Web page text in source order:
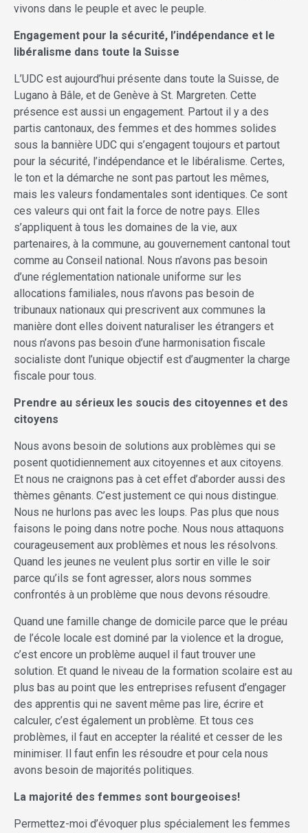
vivons dans le peuple et avec le peuple.
Engagement pour la sécurité, l’indépendance et le
libéralisme dans toute la Suisse
L’UDC est aujourd’hui présente dans toute la Suisse, de
Lugano à Bâle, et de Genève à St. Margreten. Cette
présence est aussi un engagement. Partout il y a des
partis cantonaux, des femmes et des hommes solides
sous la bannière UDC qui s’engagent toujours et partout
pour la sécurité, l’indépendance et le libéralisme. Certes,
le ton et la démarche ne sont pas partout les mêmes,
mais les valeurs fondamentales sont identiques. Ce sont
ces valeurs qui ont fait la force de notre pays. Elles
s’appliquent à tous les domaines de la vie, aux
partenaires, à la commune, au gouvernement cantonal tout
comme au Conseil national. Nous n’avons pas besoin
d’une réglementation nationale uniforme sur les
allocations familiales, nous n’avons pas besoin de
tribunaux nationaux qui prescrivent aux communes la
manière dont elles doivent naturaliser les étrangers et
nous n’avons pas besoin d’une harmonisation fiscale
socialiste dont l’unique objectif est d’augmenter la charge
fiscale pour tous.
Prendre au sérieux les soucis des citoyennes et des
citoyens
Nous avons besoin de solutions aux problèmes qui se
posent quotidiennement aux citoyennes et aux citoyens.
Et nous ne craignons pas à cet effet d’aborder aussi des
thèmes gênants. C’est justement ce qui nous distingue.
Nous ne hurlons pas avec les loups. Pas plus que nous
faisons le poing dans notre poche. Nous nous attaquons
courageusement aux problèmes et nous les résolvons.
Quand les jeunes ne veulent plus sortir en ville le soir
parce qu’ils se font agresser, alors nous sommes
confrontés à un problème que nous devons résoudre.
Quand une famille change de domicile parce que le préau
de l’école locale est dominé par la violence et la drogue,
c’est encore un problème auquel il faut trouver une
solution. Et quand le niveau de la formation scolaire est au
plus bas au point que les entreprises refusent d’engager
des apprentis qui ne savent même pas lire, écrire et
calculer, c’est également un problème. Et tous ces
problèmes, il faut en accepter la réalité et cesser de les
minimiser. Il faut enfin les résoudre et pour cela nous
avons besoin de majorités politiques.
La majorité des femmes sont bourgeoises!
Permettez-moi d’évoquer plus spécialement les femmes